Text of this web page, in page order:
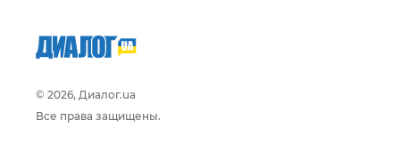
© 2026, Диалог.ua
Все права защищены.